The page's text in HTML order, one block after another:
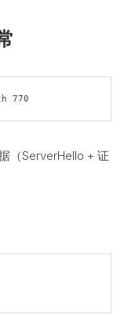
770
（ServerHello + 证